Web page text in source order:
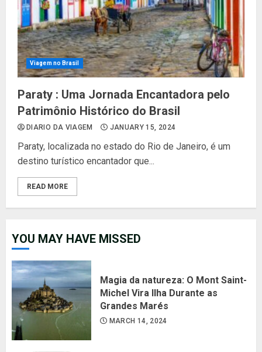
Viagem no Brasil
Paraty : Uma Jornada Encantadora pelo
Patrimônio Histórico do Brasil
DIARIO DA VIAGEM JANUARY 15, 2024
Paraty, localizada no estado do Rio de Janeiro, é um
destino turístico encantador que...
READ MORE
YOU MAY HAVE MISSED
Magia da natureza: O Mont Saint-
Michel Vira Ilha Durante as
Grandes Marés
MARCH 14, 2024